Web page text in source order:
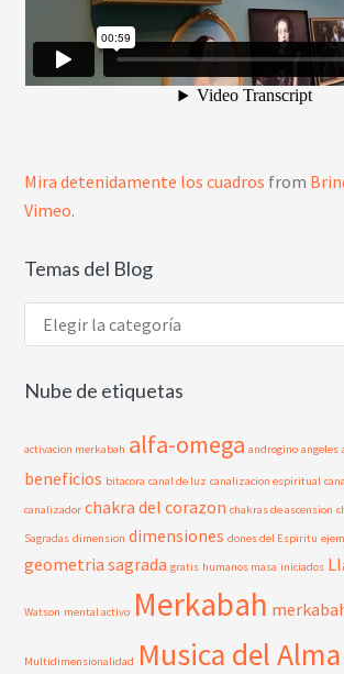
Mira detenidamente los cuadros from
Vimeo.
Temas del Blog
Temas
del
Nube de etiquetas
activacion merkabah alfa-omega androgino angeles
beneficios bitacora canal de luz canalizacion espiritual
canalizador chakra del corazon chakras de ascension
Sagradas dimension dimensiones dones del Espiritu
geometria sagrada gratis humanos masa iniciados
Watson mental activo Merkabah
Multidimensionalidad Musica del Alma